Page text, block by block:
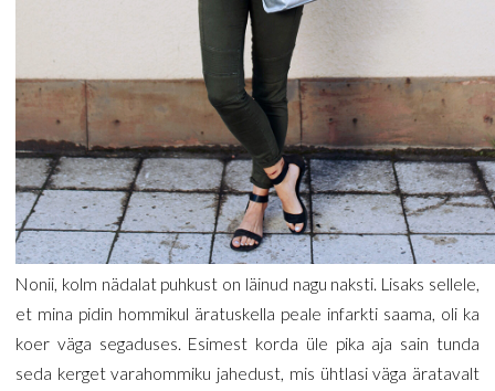
Nonii, kolm nädalat puhkust on läinud nagu naksti. Lisaks sellele,
et mina pidin hommikul äratuskella peale infarkti saama, oli ka
koer väga segaduses. Esimest korda üle pika aja sain tunda
seda kerget varahommiku jahedust, mis ühtlasi väga äratavalt